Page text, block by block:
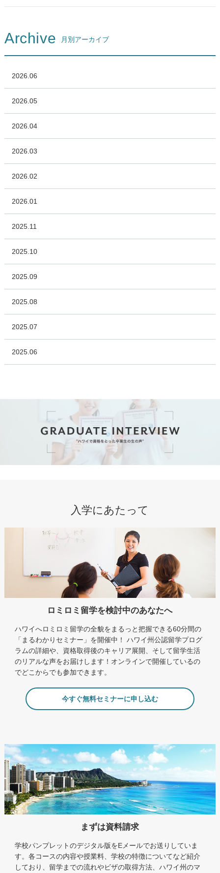
Archive 月別アーカイブ
2026.06
2026.05
2026.04
2026.03
2026.02
2026.01
2025.11
2025.10
2025.09
2025.08
2025.07
2025.06
入学にあたって
ロミロミ留学を検討中のあなたへ
ハワイへロミロミ留学の全貌をまるっと把握できる60分間の
「まるわかりセミナー」を開催中！ ハワイ州公認留学プログ
ラムの詳細や、資格取得後のキャリア展開、そして留学生活
のリアルな声をお届けします！オンラインで開催しているの
でどこからでも参加できます。
今すぐ無料セミナーに申し込む
まずは資料請求
学校パンプレットのデジタル版をEメールでお送りしていま
す。各コースの内容や授業料、学校の特徴についてなど紹介
しており、留学までの流れやビザの取得方法、ハワイ州のマ